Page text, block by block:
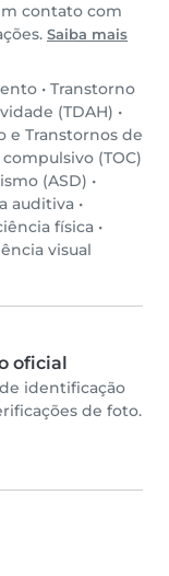
contato com
Saiba mais
• Transtorno
(TDAH) •
e Transtornos de
(TOC)
(ASD) •
auditiva •
física •
visual
oficial
identificação
de foto.